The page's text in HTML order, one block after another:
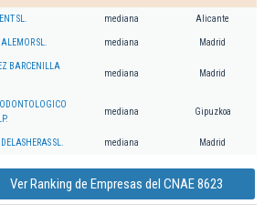
SL. mediana Alicante
SL. mediana Madrid
BARCENILLA
mediana Madrid
mediana Gipuzkoa
SL. mediana Madrid
Ver Ranking de Empresas del CNAE 8623